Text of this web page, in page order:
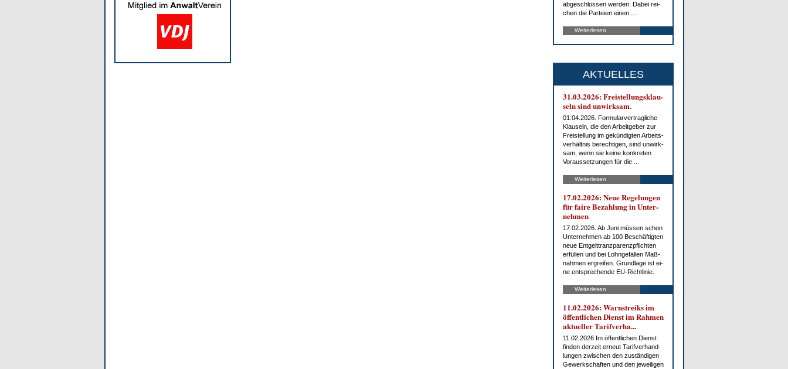
ab­ge­schlos­sen wer­den. Da­bei rei­
chen die Par­tei­en ei­nen ...
Weiterlesen
AKTUELLES
31.03.2026: Frei­stel­lungs­klau­
seln sind un­wirk­sam.
01.04.2026. For­mu­lar­ver­trag­li­che
Klau­seln, die den Ar­beit­ge­ber zur
Frei­stel­lung im ge­kün­dig­ten Ar­beits­
ver­hält­nis be­rech­ti­gen, sind un­wirk­
sam, wenn sie kei­ne kon­kre­ten
Vor­aus­set­zun­gen für die ...
Weiterlesen
17.02.2026: Neue Re­ge­lun­gen
für fai­re Be­zah­lung in Un­ter­
neh­men
17.02.2026. Ab Ju­ni müs­sen schon
Un­ter­neh­men ab 100 Be­schäf­tig­ten
neue Ent­gelt­tranz­pa­renz­pflich­ten
er­fül­len und bei Lohn­ge­fäl­len Maß­
nah­men er­grei­fen. Grund­la­ge ist ei­
ne ent­spre­chen­de EU-Richt­li­nie.
Weiterlesen
11.02.2026: Warn­streiks im
öf­fent­li­chen Dienst im Rah­men
ak­tu­el­ler Ta­rif­ver­ha...
11.02.2026 Im öf­fent­li­chen Dienst
fin­den der­zeit er­neut Ta­rif­ver­hand­
lun­gen zwi­schen den zu­stän­di­gen
Ge­werk­schaf­ten und den je­wei­li­gen